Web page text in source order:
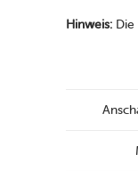
Hinweis: